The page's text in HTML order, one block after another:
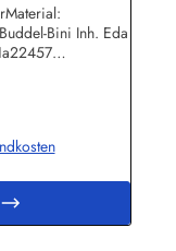
Bini Inh. Eda